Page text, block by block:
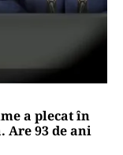
a plecat în
Are 93 de ani